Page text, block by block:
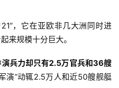
，它在亚欧非几大洲同时进
来规模十分巨大。
演兵力却只有2.5万官兵和36艘
演”动辄2.5万人和近50艘舰艇